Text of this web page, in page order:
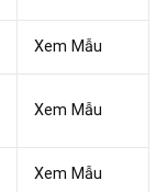
Xem Mẫu
Xem Mẫu
Xem Mẫu